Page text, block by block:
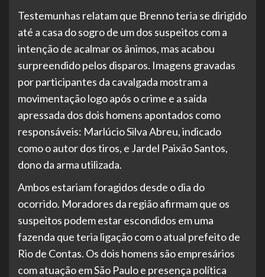
Testemunhas relatam que Brenno teria se dirigido
até a casa do sogro de um dos suspeitos com a
intenção de acalmar os ânimos, mas acabou
surpreendido pelos disparos. Imagens gravadas
por participantes da cavalgada mostram a
movimentação logo após o crime e a saída
apressada dos dois homens apontados como
responsáveis: Marlúcio Silva Abreu, indicado
como o autor dos tiros, e Jardel Paixão Santos,
dono da arma utilizada.
Ambos estariam foragidos desde o dia do
ocorrido. Moradores da região afirmam que os
suspeitos podem estar escondidos em uma
fazenda que teria ligação com o atual prefeito de
Rio de Contas. Os dois homens são empresários
com atuação em São Paulo e presença política